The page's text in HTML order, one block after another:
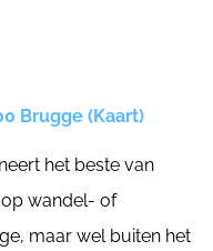
Brugge (Kaart)
het beste van
wandel- of
maar wel buiten het